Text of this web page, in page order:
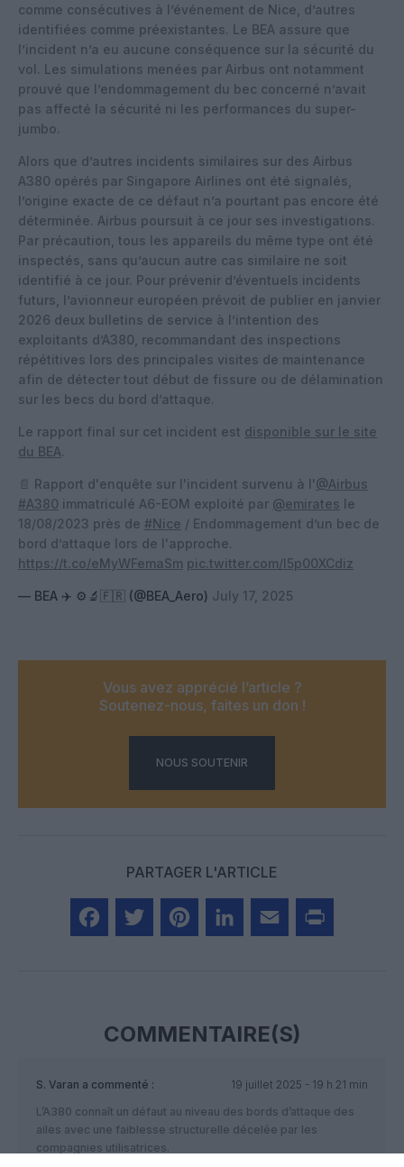
comme consécutives à l’événement de Nice, d’autres
identifiées comme préexistantes. Le BEA assure que
l’incident n’a eu aucune conséquence sur la sécurité du
vol. Les simulations menées par Airbus ont notamment
prouvé que l’endommagement du bec concerné n’avait
pas affecté la sécurité ni les performances du super-
jumbo.
Alors que d’autres incidents similaires sur des Airbus
A380 opérés par Singapore Airlines ont été signalés,
l’origine exacte de ce défaut n’a pourtant pas encore été
déterminée. Airbus poursuit à ce jour ses investigations.
Par précaution, tous les appareils du même type ont été
inspectés, sans qu’aucun autre cas similaire ne soit
identifié à ce jour. Pour prévenir d’éventuels incidents
futurs, l’avionneur européen prévoit de publier en janvier
2026 deux bulletins de service à l’intention des
exploitants d’A380, recommandant des inspections
répétitives lors des principales visites de maintenance
afin de détecter tout début de fissure ou de délamination
sur les becs du bord d’attaque.
Le rapport final sur cet incident est disponible sur le site
du BEA.
📄 Rapport d'enquête sur l'incident survenu à l'@Airbus
#A380 immatriculé A6-EOM exploité par @emirates le
18/08/2023 près de #Nice / Endommagement d’un bec de
bord d’attaque lors de l'approche.
https://t.co/eMyWFemaSm pic.twitter.com/I5p00XCdiz
— BEA ✈️ ⚙️🔬🇫🇷 (@BEA_Aero) July 17, 2025
Vous avez apprécié l’article ?
Soutenez-nous, faites un don !
NOUS SOUTENIR
PARTAGER L'ARTICLE
COMMENTAIRE(S)
S. Varan a commenté :
19 juillet 2025 - 19 h 21 min
L’A380 connaît un défaut au niveau des bords d’attaque des
ailes avec une faiblesse structurelle décelée par les
compagnies utilisatrices.